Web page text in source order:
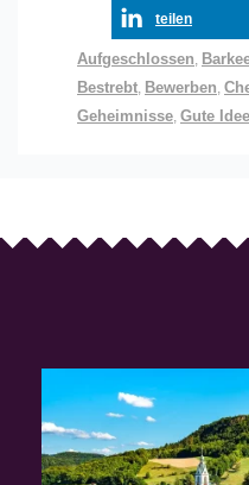
teilen
Aufgeschlossen
Bestrebt Bewerben
Geheimnisse Gute Idee